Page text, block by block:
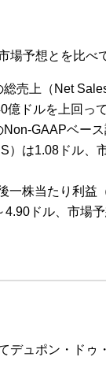
場予想とを比べ
売上（Net
億ドルを上回っ
GAAPベー
）は1.08ドル、
一株当たり利益
4.90ドル、市場
デュポン・ドゥ